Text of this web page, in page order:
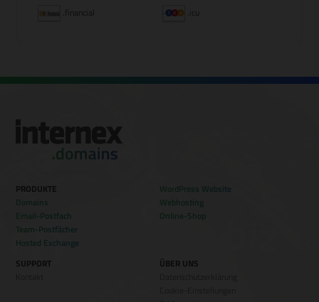
.financial
PRODUKTE
Domains
Email-Postfach
Team-Postfächer
Hosted Exchange
WordPress Website
Webhosting
Online-Shop
SUPPORT
ÜBER UNS